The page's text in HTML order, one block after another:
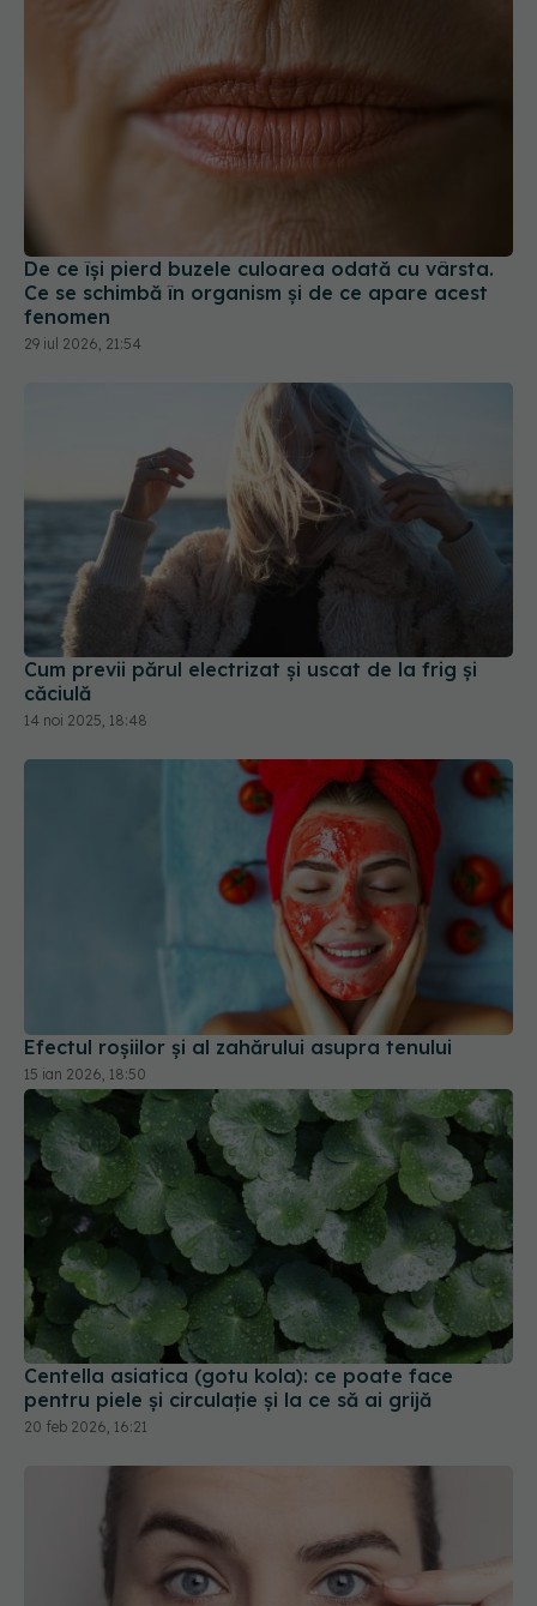
De ce își pierd buzele culoarea odată cu vârsta.
29 iul 2026, 21:54
Cum previi părul electrizat și uscat de la frig și
căciulă
14 noi 2025, 18:48
Efectul roșiilor și al zahărului asupra tenului
Centella asiatica (gotu kola): ce poate face
pentru piele și circulație și la ce să ai grijă
20 feb 2026, 16:21